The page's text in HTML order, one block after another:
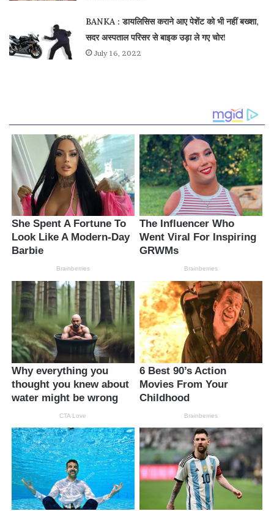
BANKA : डायलिसिस कराने आए पेशेंट को भी नहीं बख्शा,
सदर अस्पताल परिसर से बाइक उड़ा ले गए चोर!
July 16, 2022